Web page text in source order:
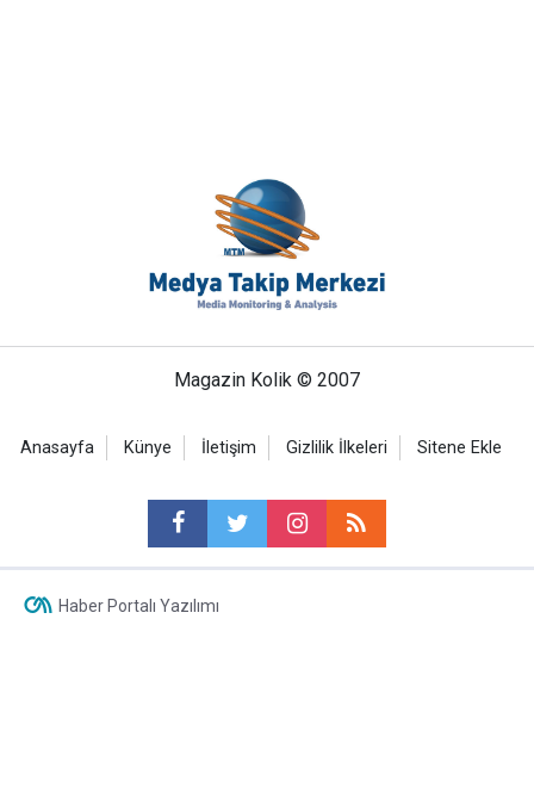
Magazin Kolik © 2007
Anasayfa Künye İletişim Gizlilik İlkeleri Sitene Ekle
Haber Portalı Yazılımı